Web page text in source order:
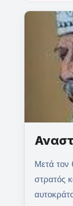
Μετά τον θάνατο του Ζήνωνα, η σύγκλητος, ο
στρατός